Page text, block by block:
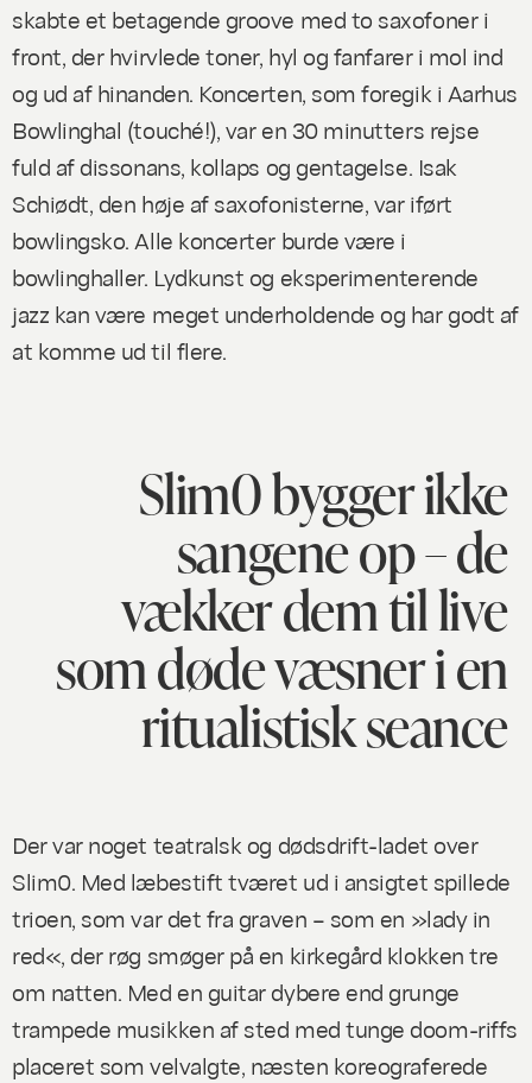
skabte et betagende groove med to saxofoner i
front, der hvirvlede toner, hyl og fanfarer i mol ind
og ud af hinanden. Koncerten, som foregik i Aarhus
Bowlinghal (touché!), var en 30 minutters rejse
fuld af dissonans, kollaps og gentagelse. Isak
Schiødt, den høje af saxofonisterne, var iført
bowlingsko. Alle koncerter burde være i
bowlinghaller. Lydkunst og eksperimenterende
jazz kan være meget underholdende og har godt af
at komme ud til flere.
Slim0 bygger ikke
sangene op – de
vækker dem til live
som døde væsner i en
ritualistisk seance
Der var noget teatralsk og dødsdrift-ladet over
Slim0. Med læbestift tværet ud i ansigtet spillede
trioen, som var det fra graven – som en »lady in
red«, der røg smøger på en kirkegård klokken tre
om natten. Med en guitar dybere end grunge
trampede musikken af sted med tunge doom-riffs
placeret som velvalgte, næsten koreograferede